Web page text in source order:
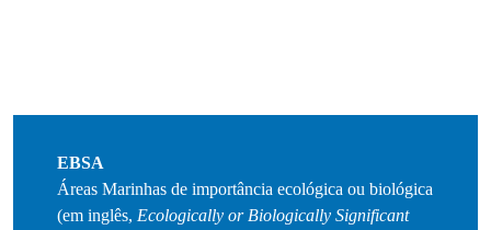
EBSA
Áreas Marinhas de importância ecológica ou biológica
(em inglês, Ecologically or Biologically Significant